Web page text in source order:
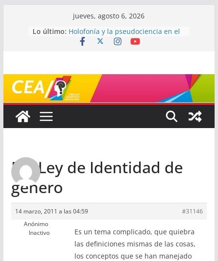
jueves, agosto 6, 2026
Lo último: Holofonía y la pseudociencia en el
audio
Mayéutica (o cómo debatir sin
terminar a los golpes)
Somos menos capaces de lo que
Re: Ley de Identidad de
género
14 marzo, 2011 a las 04:59
#31146
Anónimo
Inactivo
Es un tema complicado, que quiebra
las definiciones mismas de las cosas,
los conceptos que se han manejado